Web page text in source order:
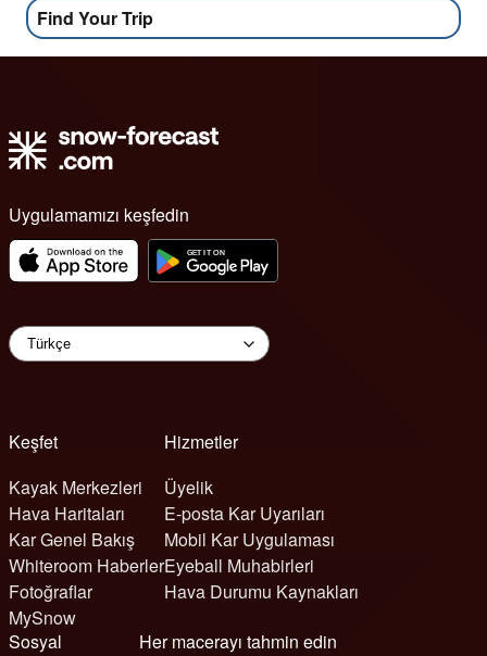
Find Your Trip
Uygulamamızı keşfedin
Keşfet
Kayak Merkezleri
Hava Haritaları
Kar Genel Bakış
Whiteroom Haberler
Fotoğraflar
MySnow
Hizmetler
Üyelik
E-posta Kar Uyarıları
Mobil Kar Uygulaması
Eyeball Muhabirleri
Hava Durumu Kaynakları
Sosyal
Her macerayı tahmin edin